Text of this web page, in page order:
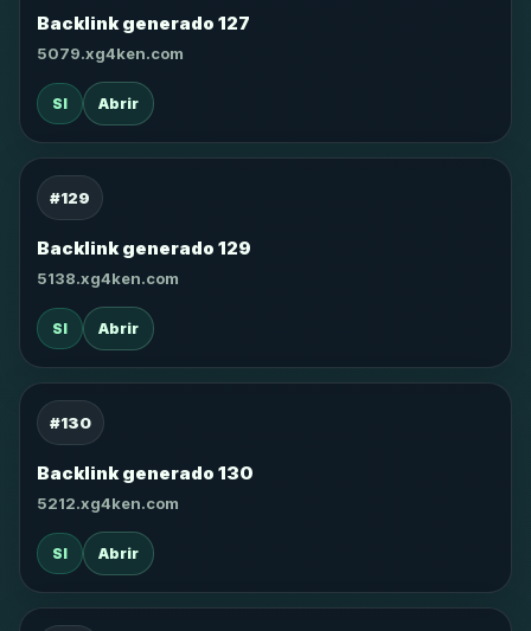
Backlink generado 127
5079.xg4ken.com
SI Abrir
#129
Backlink generado 129
5138.xg4ken.com
SI Abrir
#130
Backlink generado 130
5212.xg4ken.com
SI Abrir